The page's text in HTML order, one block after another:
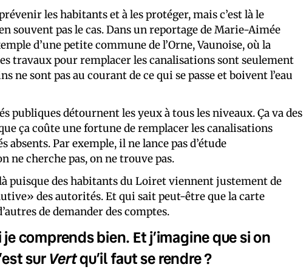
les habitants et à les protéger, mais c’est là le
souvent pas le cas. Dans un reportage de Marie-Aimée
d’une petite commune de l’Orne, Vaunoise, où la
travaux pour remplacer les canalisations sont seulement
ne sont pas au courant de ce qui se passe et boivent l’eau
publiques détournent les yeux à tous les niveaux. Ça va des
ça coûte une fortune de remplacer les canalisations
absents. Par exemple, il ne lance pas d’étude
ne cherche pas, on ne trouve pas.
puisque des habitants du Loiret viennent justement de
des autorités. Et qui sait peut-être que la carte
de demander des comptes.
comprends bien. Et j’imagine que si on
surVertqu’il faut se rendre ?